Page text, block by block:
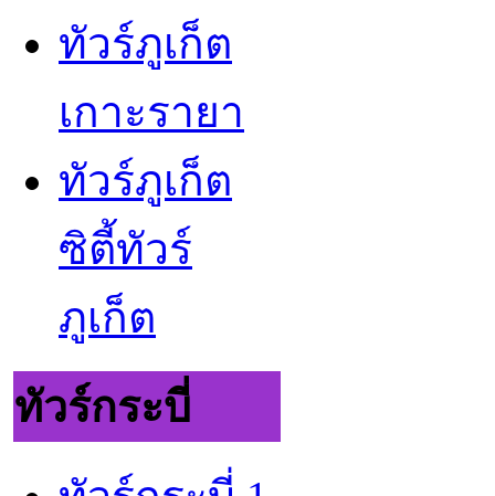
ทัวร์ภูเก็ต
เกาะรายา
ทัวร์ภูเก็ต
ซิตี้ทัวร์
ภูเก็ต
ทัวร์กระบี่